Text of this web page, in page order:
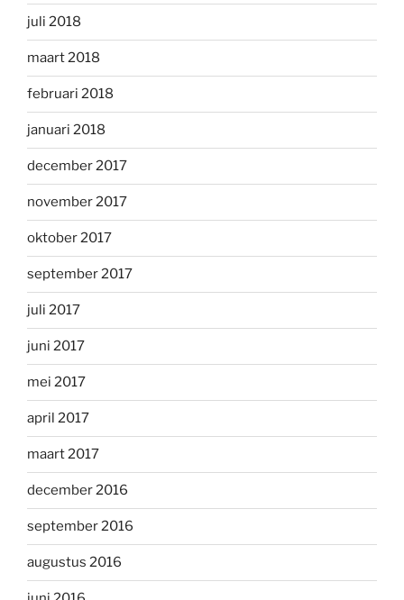
juli 2018
maart 2018
februari 2018
januari 2018
december 2017
november 2017
oktober 2017
september 2017
juli 2017
juni 2017
mei 2017
april 2017
maart 2017
december 2016
september 2016
augustus 2016